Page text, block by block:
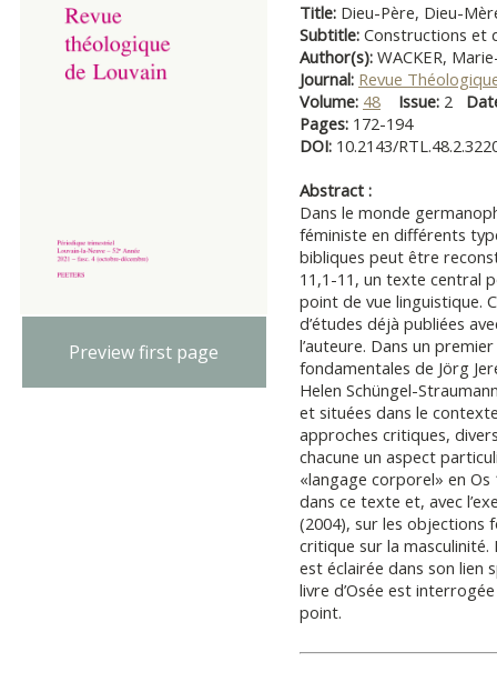
Preview first page
Title: Dieu-Père, Dieu-
Subtitle: Constructions et
Author(s): WACKER,
Journal: Revue
Volume: 48 Issue: 2
Pages: 172-194
DOI: 10.2143/
Abstract :
Dans le monde
féministe en différents
bibliques peut être
11,1-11, un texte central
point de vue linguistique.
d’études déjà publiées
l’auteure. Dans un
fondamentales de Jörg
Helen Schüngel-
et situées dans le
approches critiques,
chacune un aspect
«langage corporel» en
dans ce texte et, avec
(2004), sur les objections
critique sur la masculinité.
est éclairée dans son lien
livre d’Osée est
point.